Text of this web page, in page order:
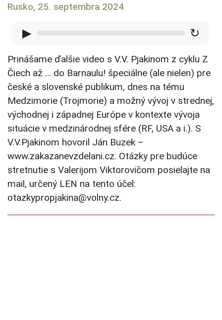
Rusko, 25. septembra 2024
▶ ↻
Prinášame ďalšie video s V.V. Pjakinom z cyklu Z
Čiech až … do Barnaulu! špeciálne (ale nielen) pre
české a slovenské publikum, dnes na tému
Medzimorie (Trojmorie) a možný vývoj v strednej,
východnej i západnej Európe v kontexte vývoja
situácie v medzinárodnej sfére (RF, USA a i.). S
V.V.Pjakinom hovoril Ján Buzek –
www.zakazanevzdelani.cz. Otázky pre budúce
stretnutie s Valerijom Viktorovičom posielajte na
mail, určený LEN na tento účel:
otazkypropjakina@volny.cz.